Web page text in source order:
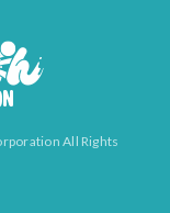
All Rights